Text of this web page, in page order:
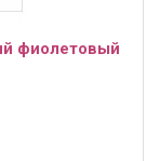
фиолетовый